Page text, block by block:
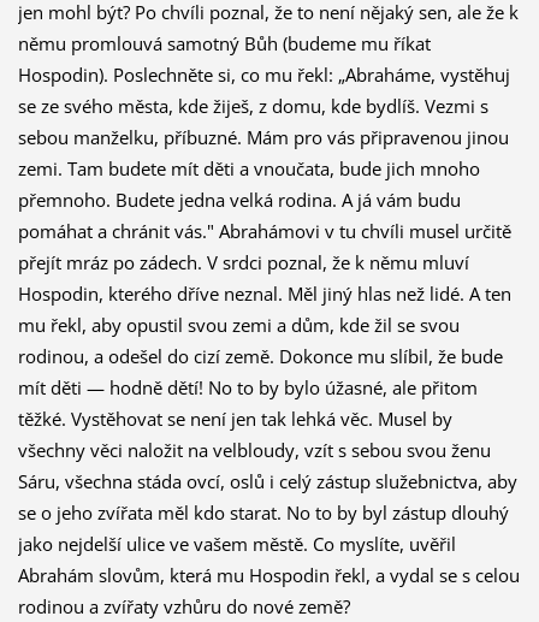
jen mohl být? Po chvíli poznal, že to není nějaký sen, ale že k
němu pro­mlouvá samotný Bůh (budeme mu říkat
Hospodin). Poslechněte si, co mu řekl: „Abraháme, vystěhuj
se ze svého města, kde žiješ, z domu, kde bydlíš. Vezmi s
sebou manželku, příbuzné. Mám pro vás připravenou jinou
zemi. Tam budete mít děti a vnoučata, bude jich mnoho
přemnoho. Budete jedna velká rodina. A já vám budu
pomáhat a chránit vás." Abrahámovi v tu chvíli musel určitě
přejít mráz po zádech. V srdci poznal, že k němu mluví
Hospo­din, kterého dříve neznal. Měl jiný hlas než lidé. A ten
mu řekl, aby opustil svou zemi a dům, kde žil se svou
rodinou, a odešel do cizí země. Dokonce mu slíbil, že bude
mít děti — hodně dětí! No to by bylo úžasné, ale přitom
těžké. Vystěhovat se není jen tak lehká věc. Musel by
všechny věci naložit na velbloudy, vzít s sebou svou ženu
Sáru, všechna stáda ovcí, oslů i celý zástup služebnictva, aby
se o jeho zvířata měl kdo starat. No to by byl zástup dlou­hý
jako nejdelší ulice ve vašem městě. Co myslíte, uvěřil
Abrahám slovům, která mu Hospodin řekl, a vydal se s celou
rodinou a zvířaty vzhůru do nové země?